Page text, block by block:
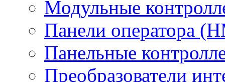
Модульные
Панели оператора
Панельные
Преобразователи